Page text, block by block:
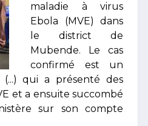
maladie à virus
Ebola (MVE) dans
le district de
Mubende. Le cas
confirmé est un
qui a présenté des
et a ensuite succombé
sur son compte